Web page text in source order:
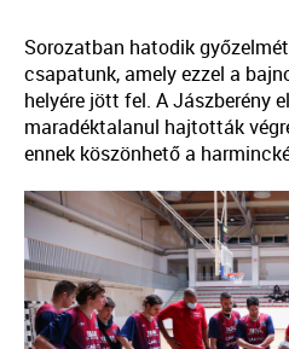
Sorozatban hatodik
csapatunk, amely ezzel a
helyére jött fel. A Jászberény
maradéktalanul hajtották
ennek köszönhető a